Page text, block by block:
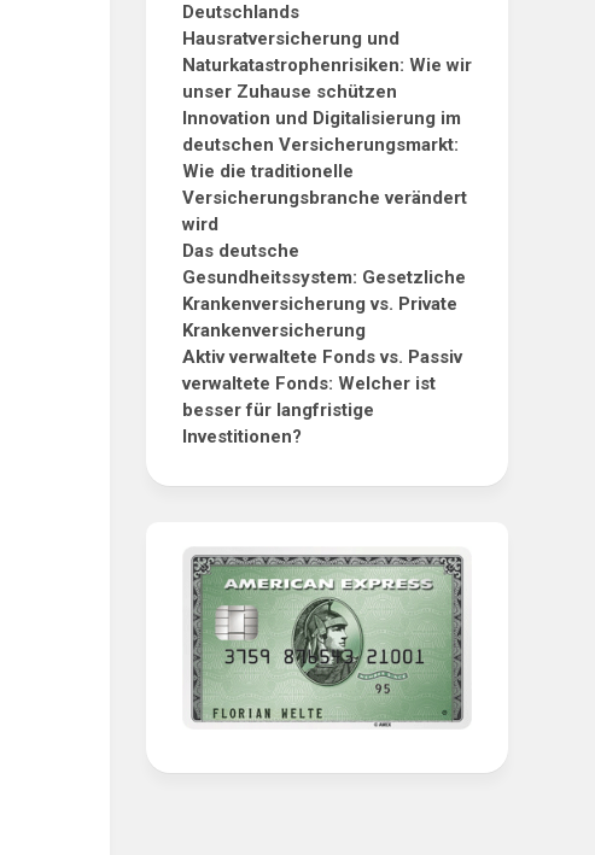
Deutschlands
Hausratversicherung und
Naturkatastrophenrisiken: Wie wir
unser Zuhause schützen
Innovation und Digitalisierung im
deutschen Versicherungsmarkt:
Wie die traditionelle
Versicherungsbranche verändert
wird
Das deutsche
Gesundheitssystem: Gesetzliche
Krankenversicherung vs. Private
Krankenversicherung
Aktiv verwaltete Fonds vs. Passiv
verwaltete Fonds: Welcher ist
besser für langfristige
Investitionen?